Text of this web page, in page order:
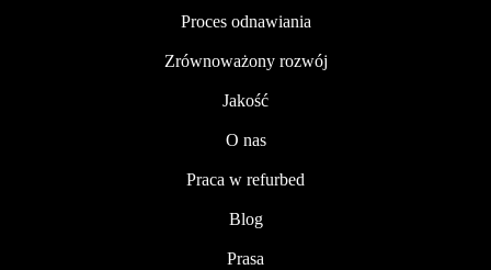
Proces odnawiania
Zrównoważony rozwój
Jakość
O nas
Praca w refurbed
Blog
Prasa